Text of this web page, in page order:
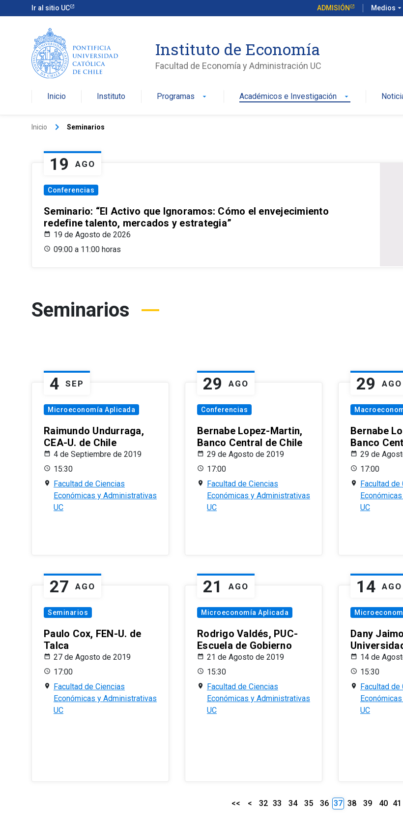
Ir al sitio UC ADMISIÓN Medios arrow_drop_down
Instituto de Economía
Facultad de Economía y Administración UC
Inicio Instituto Programas arrow_drop_down Académicos e Investigación arrow_drop_down
Inicio keyboard_arrow_right Seminarios
19 AGO
Conferencias
Seminario: “El Activo que Ignoramos: Cómo el envejecimiento
redefine talento, mercados y estrategia”
19 de Agosto de 2026
09:00 a 11:00 horas
Seminarios
4 SEP
Microeconomía Aplicada
Raimundo Undurraga,
CEA-U. de Chile
4 de Septiembre de 2019
15:30
Facultad de Ciencias
Económicas y Administrativas
UC
29 AGO
Conferencias
Bernabe Lopez-Martin,
Banco Central de Chile
29 de Agosto de 2019
17:00
Facultad de Ciencias
Económicas y Administrativas
UC
29 AGO
Bernabe
Banco
29 de
17:00
Facultad de
UC
27 AGO
Seminarios
Paulo Cox, FEN-U. de
Talca
27 de Agosto de 2019
17:00
Facultad de Ciencias
Económicas y Administrativas
UC
21 AGO
Microeconomía Aplicada
Rodrigo Valdés, PUC-
Escuela de Gobierno
21 de Agosto de 2019
15:30
Facultad de Ciencias
Económicas y Administrativas
UC
14 AGO
Dany
14 de
15:30
Facultad de
UC
<< < 32 33 34 35 36 37 38 39 40 41